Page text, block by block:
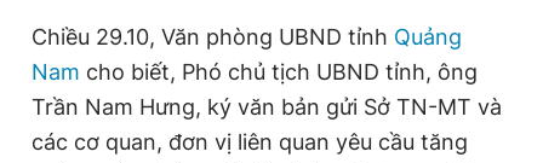
Tiện ích Bạn cần biết
Thông tin tòa soạn Liên hệ quảng cáo
Chiều 29.10, Văn phòng UBND tỉnh Quảng
Nam cho biết, Phó chủ tịch UBND tỉnh, ông
Trần Nam Hưng, ký văn bản gửi Sở TN-MT và
các cơ quan, đơn vị liên quan yêu cầu tăng